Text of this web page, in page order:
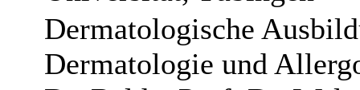
Dermatologische
Dermatologie und